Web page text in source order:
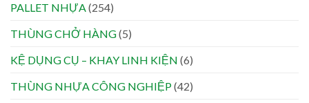
PALLET NHỰA(254)
THÙNG CHỞ HÀNG(5)
KỆ DỤNG CỤ – KHAY LINH KIỆN (6)
THÙNG NHỰA CÔNG NGHIỆP(42)